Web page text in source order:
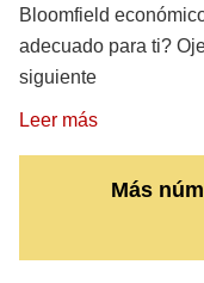
Bloomfield
adecuado para ti?
siguiente
Leer más
Más